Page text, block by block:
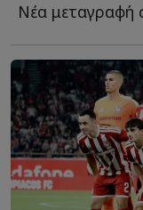
Νέα μεταγραφή